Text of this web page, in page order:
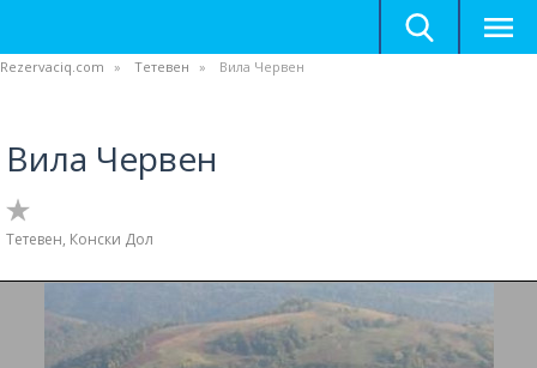
Rezervaciq.com Тетевен Вила Червен
Вила Червен
Тетевен, Конски Дол